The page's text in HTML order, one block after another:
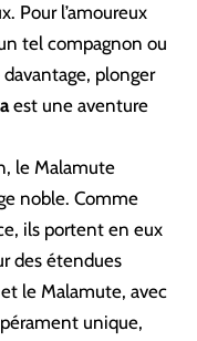
Pour l’amoureux
tel compagnon ou
plonger
est une aventure
le Malamute
noble. Comme
ils portent en eux
des étendues
et le Malamute, avec
unique,